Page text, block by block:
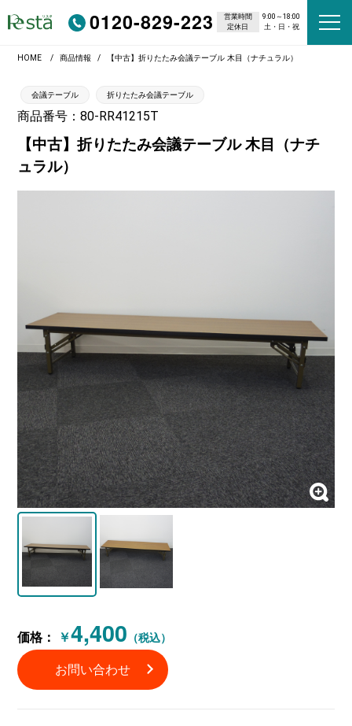
0120-829-223 営業時間
9:00～18:00
定休日
土・日・祝
HOME 商品情報 【中古】折りたたみ会議テーブル 木目（ナチュラル）
会議テーブル 折りたたみ会議テーブル
商品番号：80-RR41215T
【中古】折りたたみ会議テーブル 木目（ナチ
ュラル）
価格： ￥4,400 （税込）
お問い合わせ